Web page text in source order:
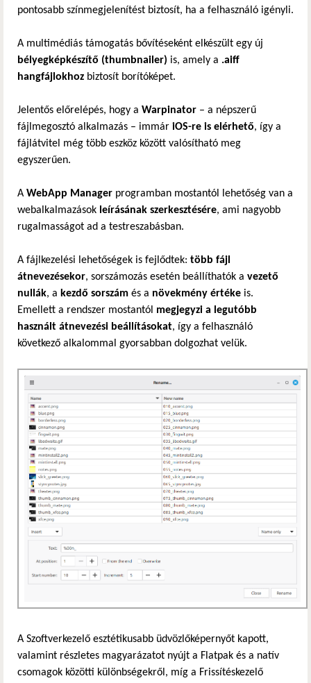
pontosabb színmegjelenítést biztosít, ha a felhasználó igényli.
A multimédiás támogatás bővítéseként elkészült egy új
bélyegképkészítő (thumbnailer) is, amely a .aiff
hangfájlokhoz biztosít borítóképet.
Jelentős előrelépés, hogy a Warpinator – a népszerű
fájlmegosztó alkalmazás – immár iOS-re is elérhető, így a
fájlátvitel még több eszköz között valósítható meg
egyszerűen.
A WebApp Manager programban mostantól lehetőség van a
webalkalmazások leírásának szerkesztésére, ami nagyobb
rugalmasságot ad a testreszabásban.
A fájlkezelési lehetőségek is fejlődtek: több fájl
átnevezésekor, sorszámozás esetén beállíthatók a vezető
nullák, a kezdő sorszám és a növekmény értéke is.
Emellett a rendszer mostantól megjegyzi a legutóbb
használt átnevezési beállításokat, így a felhasználó
következő alkalommal gyorsabban dolgozhat velük.
A Szoftverkezelő esztétikusabb üdvözlőképernyőt kapott,
valamint részletes magyarázatot nyújt a Flatpak és a natív
csomagok közötti különbségekről, míg a Frissítéskezelő